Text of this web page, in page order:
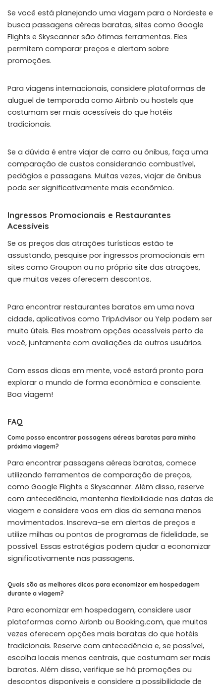
Se você está planejando uma viagem para o Nordeste e
busca passagens aéreas baratas, sites como Google
Flights e Skyscanner são ótimas ferramentas. Eles
permitem comparar preços e alertam sobre
promoções.
Para viagens internacionais, considere plataformas de
aluguel de temporada como Airbnb ou hostels que
costumam ser mais acessíveis do que hotéis
tradicionais.
Se a dúvida é entre viajar de carro ou ônibus, faça uma
comparação de custos considerando combustível,
pedágios e passagens. Muitas vezes, viajar de ônibus
pode ser significativamente mais econômico.
Ingressos Promocionais e Restaurantes
Acessíveis
Se os preços das atrações turísticas estão te
assustando, pesquise por ingressos promocionais em
sites como Groupon ou no próprio site das atrações,
que muitas vezes oferecem descontos.
Para encontrar restaurantes baratos em uma nova
cidade, aplicativos como TripAdvisor ou Yelp podem ser
muito úteis. Eles mostram opções acessíveis perto de
você, juntamente com avaliações de outros usuários.
Com essas dicas em mente, você estará pronto para
explorar o mundo de forma econômica e consciente.
Boa viagem!
FAQ
Como posso encontrar passagens aéreas baratas para minha
próxima viagem?
Para encontrar passagens aéreas baratas, comece
utilizando ferramentas de comparação de preços,
como Google Flights e Skyscanner. Além disso, reserve
com antecedência, mantenha flexibilidade nas datas de
viagem e considere voos em dias da semana menos
movimentados. Inscreva-se em alertas de preços e
utilize milhas ou pontos de programas de fidelidade, se
possível. Essas estratégias podem ajudar a economizar
significativamente nas passagens.
Quais são as melhores dicas para economizar em hospedagem
durante a viagem?
Para economizar em hospedagem, considere usar
plataformas como Airbnb ou Booking.com, que muitas
vezes oferecem opções mais baratas do que hotéis
tradicionais. Reserve com antecedência e, se possível,
escolha locais menos centrais, que costumam ser mais
baratos. Além disso, verifique se há promoções ou
descontos disponíveis e considere a possibilidade de